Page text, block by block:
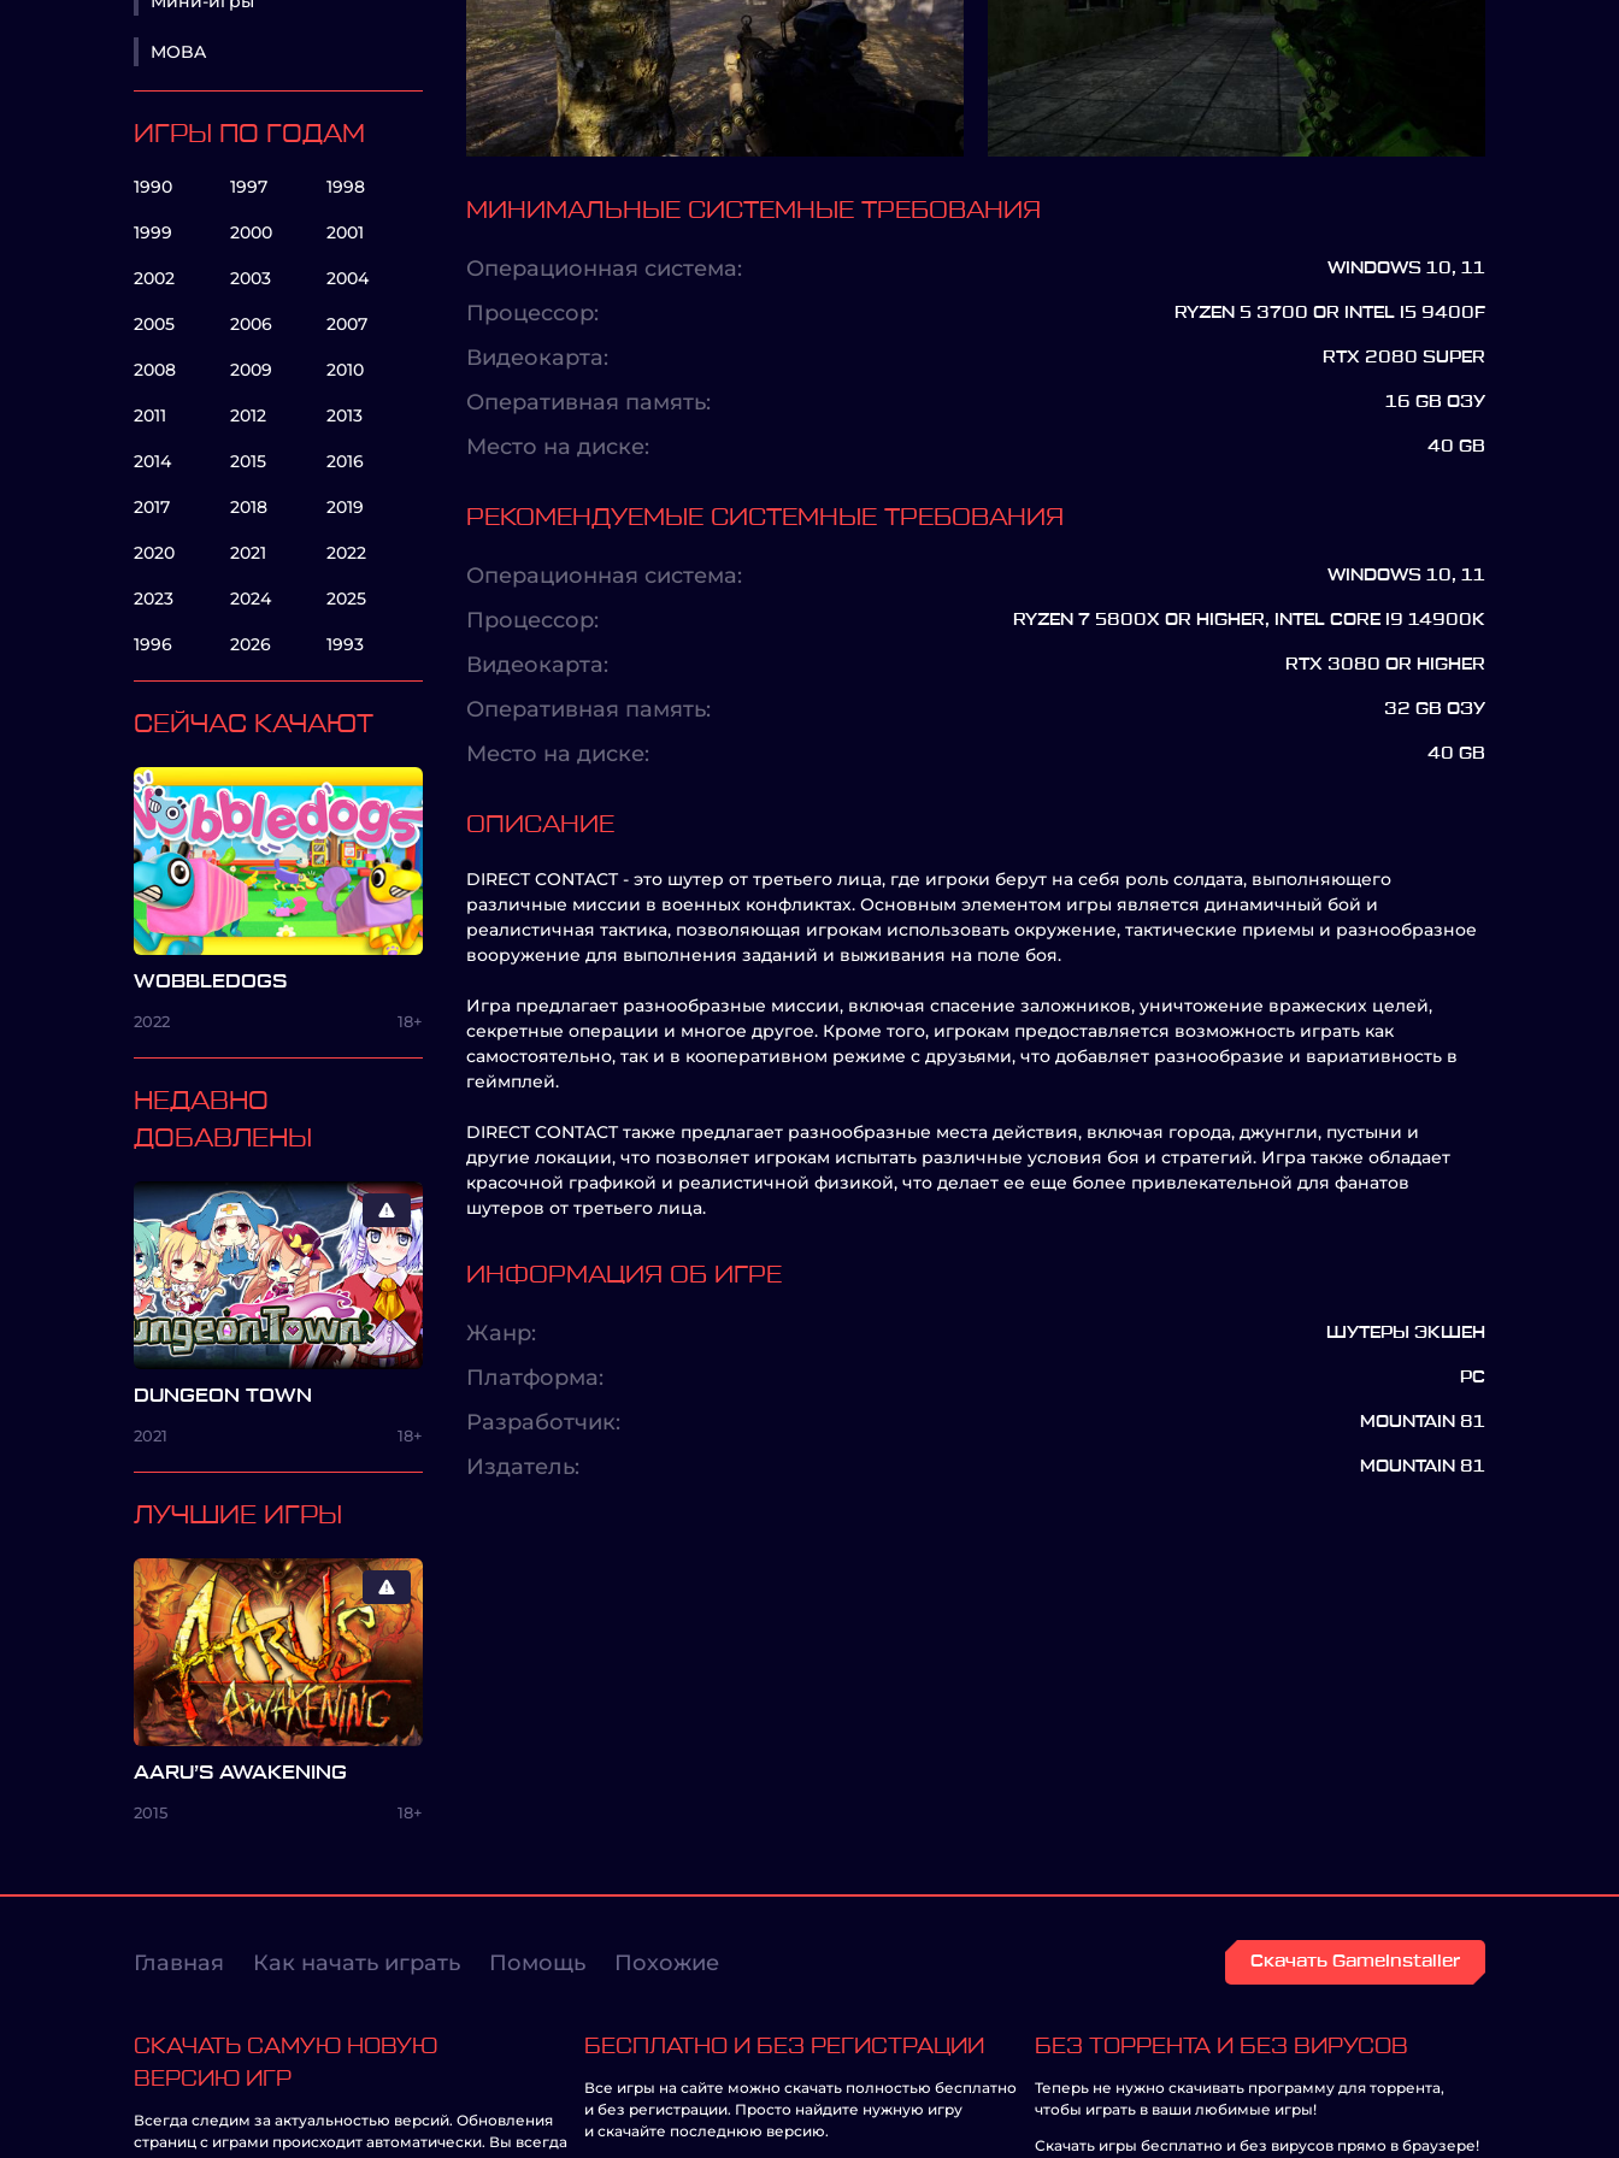
MOBA
ИГРЫ ПО ГОДАМ
1990 1997 1998
1999 2000 2001
2002 2003 2004
2005 2006 2007
2008 2009 2010
2011 2012 2013
2014 2015 2016
2017 2018 2019
2020 2021 2022
2023 2024 2025
1996 2026 1993
СЕЙЧАС КАЧАЮТ
WOBBLEDOGS
2022 18+
НЕДАВНО
ДОБАВЛЕНЫ
DUNGEON TOWN
2021 18+
ЛУЧШИЕ ИГРЫ
AARU’S AWAKENING
2015 18+
МИНИМАЛЬНЫЕ СИСТЕМНЫЕ ТРЕБОВАНИЯ
Операционная система: WINDOWS 10, 11
Процессор: RYZEN 5 3700 OR INTEL I5 9400F
Видеокарта: RTX 2080 SUPER
Оперативная память: 16 GB ОЗУ
Место на диске: 40 GB
РЕКОМЕНДУЕМЫЕ СИСТЕМНЫЕ ТРЕБОВАНИЯ
Операционная система: WINDOWS 10, 11
Процессор: RYZEN 7 5800X OR HIGHER, INTEL CORE I9 14900K
Видеокарта: RTX 3080 OR HIGHER
Оперативная память: 32 GB ОЗУ
Место на диске: 40 GB
ОПИСАНИЕ
DIRECT CONTACT - это шутер от третьего лица, где игроки берут на себя роль солдата, выполняющего
различные миссии в военных конфликтах. Основным элементом игры является динамичный бой и
реалистичная тактика, позволяющая игрокам использовать окружение, тактические приемы и разнообразное
вооружение для выполнения заданий и выживания на поле боя.
Игра предлагает разнообразные миссии, включая спасение заложников, уничтожение вражеских целей,
секретные операции и многое другое. Кроме того, игрокам предоставляется возможность играть как
самостоятельно, так и в кооперативном режиме с друзьями, что добавляет разнообразие и вариативность в
геймплей.
DIRECT CONTACT также предлагает разнообразные места действия, включая города, джунгли, пустыни и
другие локации, что позволяет игрокам испытать различные условия боя и стратегий. Игра также обладает
красочной графикой и реалистичной физикой, что делает ее еще более привлекательной для фанатов
шутеров от третьего лица.
ИНФОРМАЦИЯ ОБ ИГРЕ
Жанр: ШУТЕРЫ ЭКШЕН
Платформа: PC
Разработчик: MOUNTAIN 81
Издатель: MOUNTAIN 81
Главная Как начать играть Помощь Похожие Скачать GameInstaller
СКАЧАТЬ САМУЮ НОВУЮ
ВЕРСИЮ ИГР
Всегда следим за актуальностью версий. Обновления
страниц с играми происходит автоматически. Вы всегда
БЕСПЛАТНО И БЕЗ РЕГИСТРАЦИИ
Все игры на сайте можно скачать полностью бесплатно
и без регистрации. Просто найдите нужную игру
и скачайте последнюю версию.
БЕЗ ТОРРЕНТА И БЕЗ ВИРУСОВ
Теперь не нужно скачивать программу для торрента,
чтобы играть в ваши любимые игры!
Скачать игры бесплатно и без вирусов прямо в браузере!